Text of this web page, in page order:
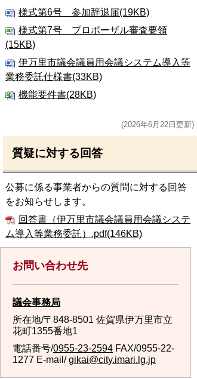
様式第6号 参加辞退届(19KB)
様式第7号 プロポーザル審査要領
(15KB)
伊万里市議会議員用会議システム導入等
業務委託仕様書(33KB)
機能要件書(28KB)
(2026年6月22日更新)
質疑に対する回答
公募に係る事業者からの質問に対する回答
をお知らせします。
回答書（伊万里市議会議員用会議システ
ム導入等業務委託）.pdf(146KB)
お問い合わせ先
議会事務局
所在地/〒848-8501 佐賀県伊万里市立
花町1355番地1
電話番号/0955-23-2594 FAX/0955-22-
1277 E-mail/gikai@city.imari.lg.jp